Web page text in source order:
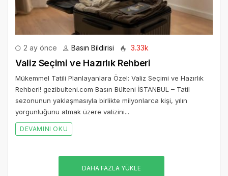
2 ay önce Basın Bildirisi 3.33k
Valiz Seçimi ve Hazırlık Rehberi
Mükemmel Tatili Planlayanlara Özel: Valiz Seçimi ve Hazırlık
Rehberi! gezibulteni.com Basın Bülteni İSTANBUL – Tatil
sezonunun yaklaşmasıyla birlikte milyonlarca kişi, yılın
yorgunluğunu atmak üzere valizini...
DEVAMINI OKU
DAHA FAZLA YÜKLE